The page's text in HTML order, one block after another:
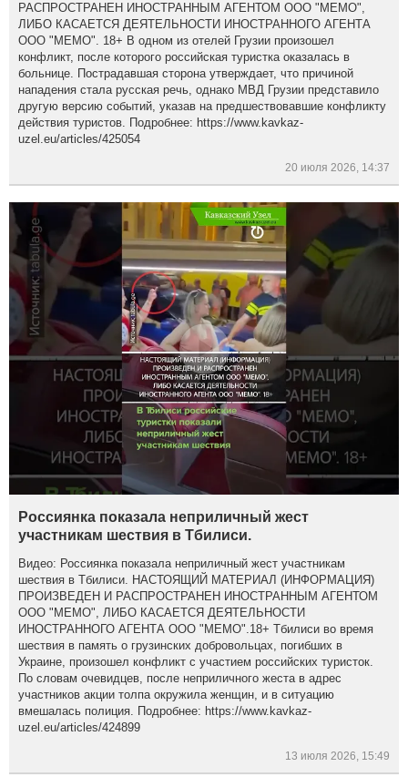
РАСПРОСТРАНЕН ИНОСТРАННЫМ АГЕНТОМ ООО "МЕМО",
ЛИБО КАСАЕТСЯ ДЕЯТЕЛЬНОСТИ ИНОСТРАННОГО АГЕНТА
ООО "МЕМО". 18+ В одном из отелей Грузии произошел
конфликт, после которого российская туристка оказалась в
больнице. Пострадавшая сторона утверждает, что причиной
нападения стала русская речь, однако МВД Грузии представило
другую версию событий, указав на предшествовавшие конфликту
действия туристов. Подробнее: https://www.kavkaz-
uzel.eu/articles/425054
20 июля 2026, 14:37
Россиянка показала неприличный жест
участникам шествия в Тбилиси.
Видео: Россиянка показала неприличный жест участникам
шествия в Тбилиси. НАСТОЯЩИЙ МАТЕРИАЛ (ИНФОРМАЦИЯ)
ПРОИЗВЕДЕН И РАСПРОСТРАНЕН ИНОСТРАННЫМ АГЕНТОМ
ООО "МЕМО", ЛИБО КАСАЕТСЯ ДЕЯТЕЛЬНОСТИ
ИНОСТРАННОГО АГЕНТА ООО "МЕМО".18+ Тбилиси во время
шествия в память о грузинских добровольцах, погибших в
Украине, произошел конфликт с участием российских туристок.
По словам очевидцев, после неприличного жеста в адрес
участников акции толпа окружила женщин, и в ситуацию
вмешалась полиция. Подробнее: https://www.kavkaz-
uzel.eu/articles/424899
13 июля 2026, 15:49